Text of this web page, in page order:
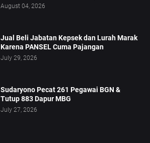
August 04, 2026
Jual Beli Jabatan Kepsek dan Lurah Marak
Karena PANSEL Cuma Pajangan
July 29, 2026
Sudaryono Pecat 261 Pegawai BGN &
Tutup 883 Dapur MBG
July 27, 2026